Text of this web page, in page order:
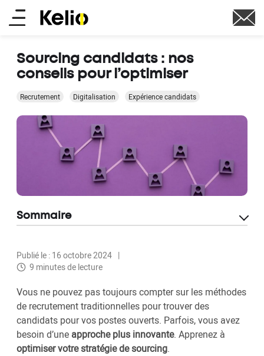
Aller
auMain
Sourcing candidats : nos
conseils pour l’optimiser
Recrutement Digitalisation Expérience candidats
Publié le : 16 octobre 2024
9 minutes de lecture
Vous ne pouvez pas toujours compter sur les méthodes
de recrutement traditionnelles pour trouver des
candidats pour vos postes ouverts. Parfois, vous avez
besoin d’une approche plus innovante. Apprenez à
optimiser votre stratégie de sourcing.
Sommaire